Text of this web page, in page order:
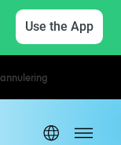
Use the App